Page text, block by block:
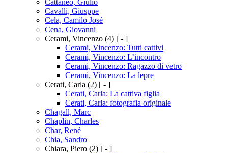
Cavalli, Giusppe
Cela, Camilo José
Cena, Giovanni
Cerami, Vincenzo (4) [ - ]
Cerami, Vincenzo: Tutti cattivi
Cerami, Vincenzo: L’incontro
Cerami, Vincenzo: Ragazzo di vetro
Cerami, Vincenzo: La lepre
Cerati, Carla (2) [ - ]
Cerati, Carla: La cattiva figlia
Cerati, Carla: fotografia originale
Chagall, Marc
Chaplin, Charles
Char, René
Chia, Sandro
Chiara, Piero (2) [ - ]